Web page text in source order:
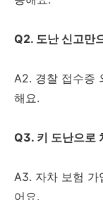
Q2. 도난 신고만
A2. 경찰 접수증
해요.
Q3. 키 도난으로
A3. 자차 보험 가
어요.